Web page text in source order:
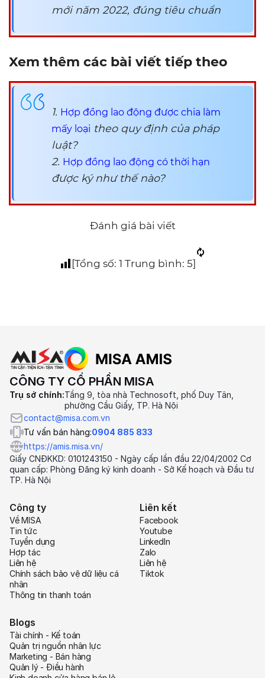
mới năm 2022, đúng tiêu chuẩn
Xem thêm các bài viết tiếp theo
1. Hợp đồng lao động được chia làm
mấy loại theo quy định của pháp
luật?
2. Hợp đồng lao động có thời hạn
được ký như thế nào?
Đánh giá bài viết
[Tổng số: 1 Trung bình: 5]
CÔNG TY CỔ PHẦN MISA
Trụ sở chính:Tầng 9, tòa nhà Technosoft, phố Duy Tân,
phường Cầu Giấy, TP. Hà Nội
contact@misa.com.vn
Tư vấn bán hàng:0904 885 833
https://amis.misa.vn/
Giấy CNĐKKD: 0101243150 - Ngày cấp lần đầu 22/04/2002 Cơ
quan cấp: Phòng Đăng ký kinh doanh - Sở Kế hoạch và Đầu tư
TP. Hà Nội
Công ty
Về MISA
Tin tức
Tuyển dụng
Hợp tác
Liên hệ
Chính sách bảo vệ dữ liệu cá
nhân
Thông tin thanh toán
Liên kết
Facebook
Youtube
LinkedIn
Zalo
Liên hệ
Tiktok
Blogs
Tài chính - Kế toán
Quản trị nguồn nhân lực
Marketing - Bán hàng
Quản lý - Điều hành